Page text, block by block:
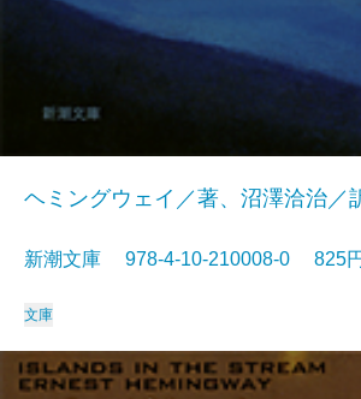
ヘミングウェイ／著、沼澤洽治／
新潮文庫 978-4-10-210008-0 825
文庫